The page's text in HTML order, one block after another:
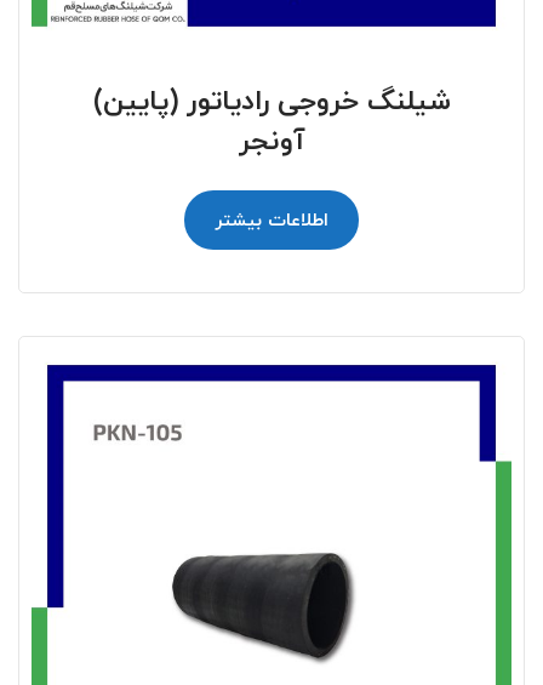
شیلنگ خروجی رادیاتور (پایین)
آونجر
اطلاعات بیشتر